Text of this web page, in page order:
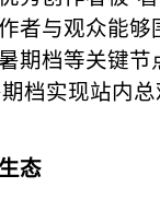
者与观众能
期档等关键
档实现站内
态